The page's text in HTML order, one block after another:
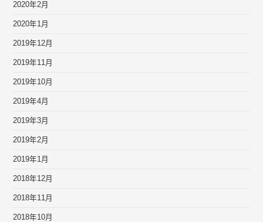
2020年2月
2020年1月
2019年12月
2019年11月
2019年10月
2019年4月
2019年3月
2019年2月
2019年1月
2018年12月
2018年11月
2018年10月